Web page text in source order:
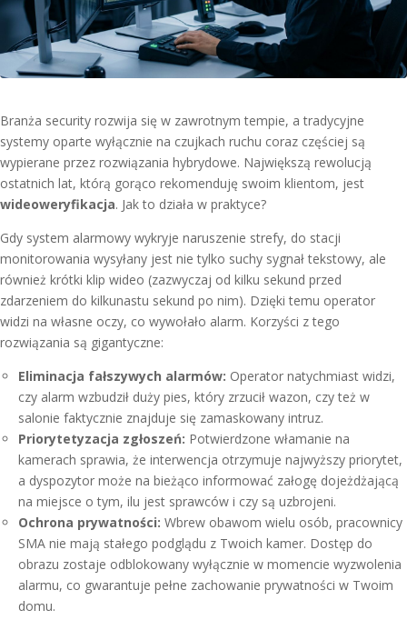
Branża security rozwija się w zawrotnym tempie, a tradycyjne
systemy oparte wyłącznie na czujkach ruchu coraz częściej są
wypierane przez rozwiązania hybrydowe. Największą rewolucją
ostatnich lat, którą gorąco rekomenduję swoim klientom, jest
wideoweryfikacja. Jak to działa w praktyce?
Gdy system alarmowy wykryje naruszenie strefy, do stacji
monitorowania wysyłany jest nie tylko suchy sygnał tekstowy, ale
również krótki klip wideo (zazwyczaj od kilku sekund przed
zdarzeniem do kilkunastu sekund po nim). Dzięki temu operator
widzi na własne oczy, co wywołało alarm. Korzyści z tego
rozwiązania są gigantyczne:
Eliminacja fałszywych alarmów: Operator natychmiast widzi,
czy alarm wzbudził duży pies, który zrzucił wazon, czy też w
salonie faktycznie znajduje się zamaskowany intruz.
Priorytetyzacja zgłoszeń: Potwierdzone włamanie na
kamerach sprawia, że interwencja otrzymuje najwyższy priorytet,
a dyspozytor może na bieżąco informować załogę dojeżdżającą
na miejsce o tym, ilu jest sprawców i czy są uzbrojeni.
Ochrona prywatności: Wbrew obawom wielu osób, pracownicy
SMA nie mają stałego podglądu z Twoich kamer. Dostęp do
obrazu zostaje odblokowany wyłącznie w momencie wyzwolenia
alarmu, co gwarantuje pełne zachowanie prywatności w Twoim
domu.